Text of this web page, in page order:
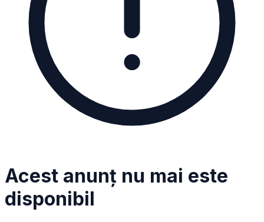
Acest anunț nu mai este
disponibil